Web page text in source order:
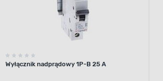
renomą
a zarazem
Wyłącznik nadprądowy 1P-B 25 A